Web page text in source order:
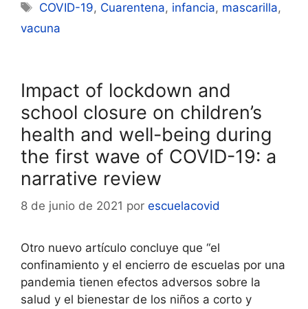
Etiquetas
COVID-19, Cuarentena, infancia, mascarilla,
vacuna
Impact of lockdown and
school closure on children’s
health and well-being during
the first wave of COVID-19: a
narrative review
8 de junio de 2021 por escuelacovid
Otro nuevo artículo concluye que “el
confinamiento y el encierro de escuelas por una
pandemia tienen efectos adversos sobre la
salud y el bienestar de los niños a corto y